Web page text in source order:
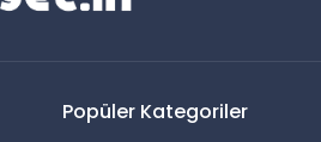
Popüler Kategoriler